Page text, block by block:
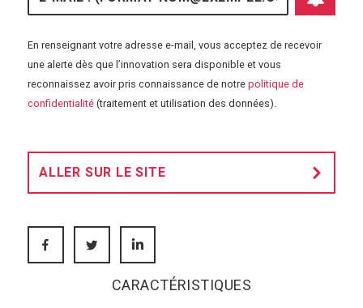
E-mail
En renseignant votre adresse e-mail, vous acceptez de recevoir
une alerte dès que l’innovation sera disponible et vous
reconnaissez avoir pris connaissance de notre politique de
confidentialité (traitement et utilisation des données).
ALLER SUR LE SITE
FACEBOOKTWITTER
CARACTÉRISTIQUES